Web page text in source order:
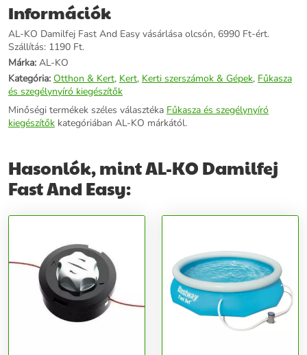
Információk
AL-KO Damilfej Fast And Easy vásárlása olcsón, 6990 Ft-ért.
Szállítás: 1190 Ft.
Márka: AL-KO
Kategória: Otthon & Kert, Kert, Kerti szerszámok & Gépek, Fűkasza
és szegélynyíró kiegészítők
Minőségi termékek széles választéka Fűkasza és szegélynyíró
kiegészítők kategóriában AL-KO márkától.
Hasonlók, mint AL-KO Damilfej
Fast And Easy: